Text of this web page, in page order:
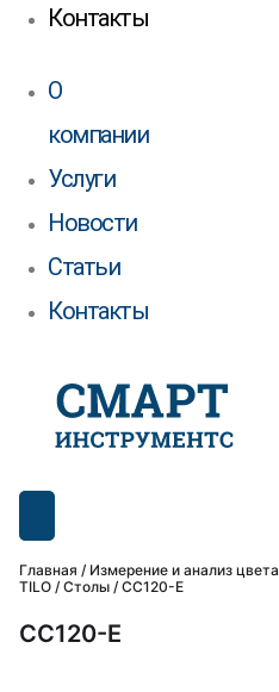
Контакты
О
компании
Услуги
Новости
Статьи
Контакты
Главная / Измерение и анализ цвета
TILO / Столы / CC120-E
CC120-E